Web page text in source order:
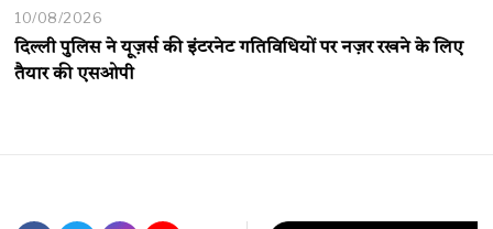
10/08/2026
दिल्ली पुलिस ने यूज़र्स की इंटरनेट गतिविधियों पर नज़र रखने के लिए
तैयार की एसओपी